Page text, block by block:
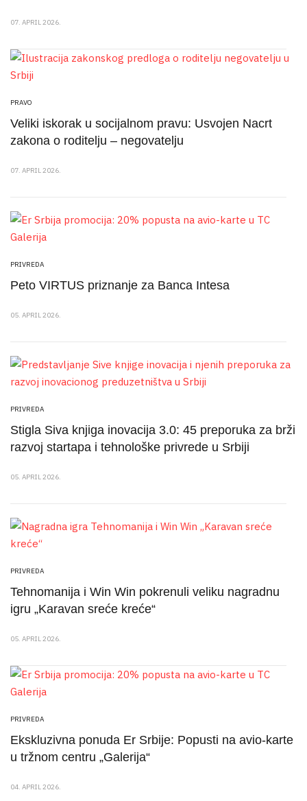
07. APRIL 2026.
PRAVO
Veliki iskorak u socijalnom pravu: Usvojen Nacrt
zakona o roditelju – negovatelju
07. APRIL 2026.
PRIVREDA
Peto VIRTUS priznanje za Banca Intesa
05. APRIL 2026.
PRIVREDA
Stigla Siva knjiga inovacija 3.0: 45 preporuka za brži
razvoj startapa i tehnološke privrede u Srbiji
05. APRIL 2026.
PRIVREDA
Tehnomanija i Win Win pokrenuli veliku nagradnu
igru „Karavan sreće kreće“
05. APRIL 2026.
PRIVREDA
Ekskluzivna ponuda Er Srbije: Popusti na avio-karte
u tržnom centru „Galerija“
04. APRIL 2026.